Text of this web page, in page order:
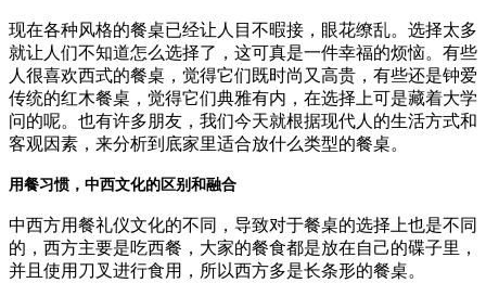
现在各种风格的餐桌已经让人目不暇接，眼花缭乱。选择太多
就让人们不知道怎么选择了，这可真是一件幸福的烦恼。有些
人很喜欢西式的餐桌，觉得它们既时尚又高贵，有些还是钟爱
传统的红木餐桌，觉得它们典雅有内，在选择上可是藏着大学
问的呢。也有许多朋友，我们今天就根据现代人的生活方式和
客观因素，来分析到底家里适合放什么类型的餐桌。
用餐习惯，中西文化的区别和融合
中西方用餐礼仪文化的不同，导致对于餐桌的选择上也是不同
的，西方主要是吃西餐，大家的餐食都是放在自己的碟子里，
并且使用刀叉进行食用，所以西方多是长条形的餐桌。